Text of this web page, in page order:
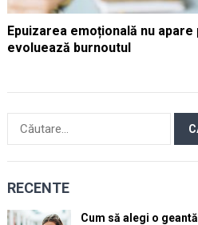
Epuizarea emoțională nu
evoluează burnoutul
după:
RECENTE
Cum să alegi o